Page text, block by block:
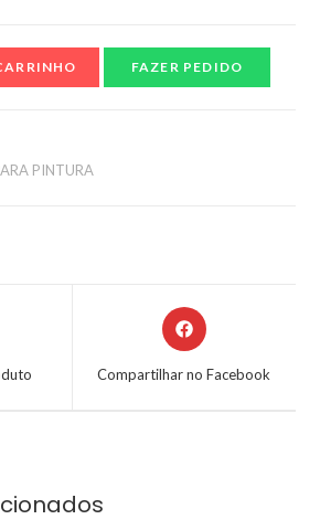
FAZER PEDIDO
PINTURA
Compartilhar no Facebook